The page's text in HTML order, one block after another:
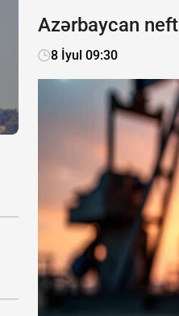
Azərbaycan
8 İyul 09:30